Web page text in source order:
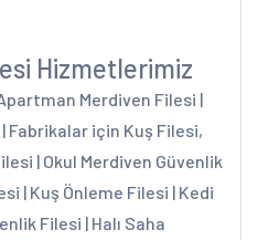
Hizmetlerimiz
Merdiven Filesi |
Fabrikalar için Kuş Filesi,
| Okul Merdiven Güvenlik
| Kuş Önleme Filesi | Kedi
Filesi | Halı Saha